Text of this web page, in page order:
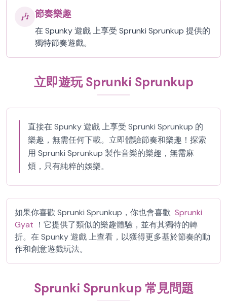
🎶 節奏樂趣
在 Spunky 遊戲 上享受 Sprunki Sprunkup 提供的
獨特節奏遊戲。
立即遊玩 Sprunki Sprunkup
直接在 Spunky 遊戲 上享受 Sprunki Sprunkup 的
樂趣，無需任何下載。立即體驗節奏和樂趣！探索
用 Sprunki Sprunkup 製作音樂的樂趣，無需麻
煩，只有純粹的娛樂。
如果你喜歡 Sprunki Sprunkup，你也會喜歡 Sprunki
Gyat ！它提供了類似的樂趣體驗，並有其獨特的轉
折。在 Spunky 遊戲 上查看，以獲得更多基於節奏的動
作和創意遊戲玩法。
Sprunki Sprunkup 常見問題